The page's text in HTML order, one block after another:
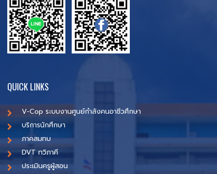
QUICK LINKS
V-Cop ระบบงานศูนย์กำลังคนอาชีวศึกษา
บริการนักศึกษา
ภาคสมทบ
DVT ทวิภาคี
ประเมินครูผู้สอน